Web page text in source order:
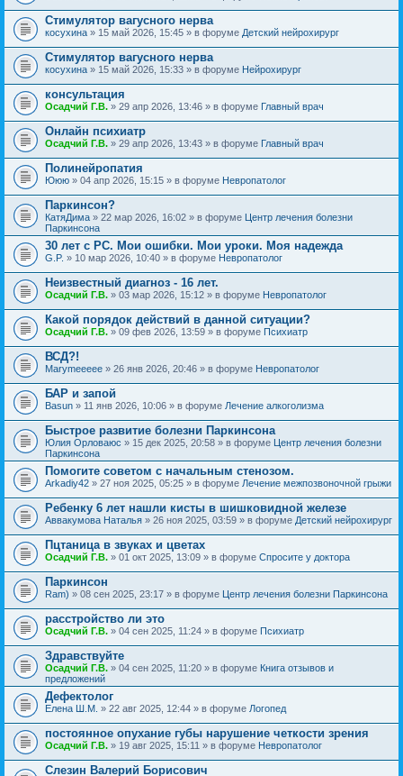
Стимулятор вагусного нерва
косухина » 15 май 2026, 15:45 » в форуме Детский нейрохирург
Стимулятор вагусного нерва
косухина » 15 май 2026, 15:33 » в форуме Нейрохирург
консультация
Осадчий Г.В. » 29 апр 2026, 13:46 » в форуме Главный врач
Онлайн психиатр
Осадчий Г.В. » 29 апр 2026, 13:43 » в форуме Главный врач
Полинейропатия
Ююю » 04 апр 2026, 15:15 » в форуме Невропатолог
Паркинсон?
КатяДима » 22 мар 2026, 16:02 » в форуме Центр лечения болезни
Паркинсона
30 лет с РС. Мои ошибки. Мои уроки. Моя надежда
G.P. » 10 мар 2026, 10:40 » в форуме Невропатолог
Неизвестный диагноз - 16 лет.
Осадчий Г.В. » 03 мар 2026, 15:12 » в форуме Невропатолог
Какой порядок действий в данной ситуации?
Осадчий Г.В. » 09 фев 2026, 13:59 » в форуме Психиатр
ВСД?!
Marymeeeee » 26 янв 2026, 20:46 » в форуме Невропатолог
БАР и запой
Basun » 11 янв 2026, 10:06 » в форуме Лечение алкоголизма
Быстрое развитие болезни Паркинсона
Юлия Орловаюс » 15 дек 2025, 20:58 » в форуме Центр лечения болезни
Паркинсона
Помогите советом с начальным стенозом.
Arkadiy42 » 27 ноя 2025, 05:25 » в форуме Лечение межпозвоночной грыжи
Ребенку 6 лет нашли кисты в шишковидной железе
Аввакумова Наталья » 26 ноя 2025, 03:59 » в форуме Детский нейрохирург
Пцтаница в звуках и цветах
Осадчий Г.В. » 01 окт 2025, 13:09 » в форуме Спросите у доктора
Паркинсон
Ram) » 08 сен 2025, 23:17 » в форуме Центр лечения болезни Паркинсона
расстройство ли это
Осадчий Г.В. » 04 сен 2025, 11:24 » в форуме Психиатр
Здравствуйте
Осадчий Г.В. » 04 сен 2025, 11:20 » в форуме Книга отзывов и
предложений
Дефектолог
Елена Ш.М. » 22 авг 2025, 12:44 » в форуме Логопед
постоянное опухание губы нарушение четкости зрения
Осадчий Г.В. » 19 авг 2025, 15:11 » в форуме Невропатолог
Слезин Валерий Борисович